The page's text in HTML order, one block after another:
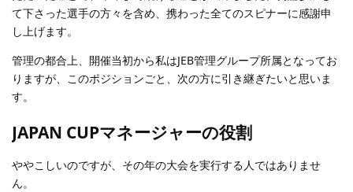
て下さった選手の方々を含め、携わった全てのスピナーに感謝申
し上げます。
管理の都合上、開催当初から私はJEB管理グループ所属となってお
りますが、このポジションごと、次の方に引き継ぎたいと思いま
す。
JAPAN CUPマネージャーの役割
ややこしいのですが、その年の大会を実行する人ではありませ
ん。